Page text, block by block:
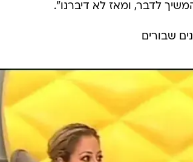
לדבר, ומאז לא דיברנו".
שבורים